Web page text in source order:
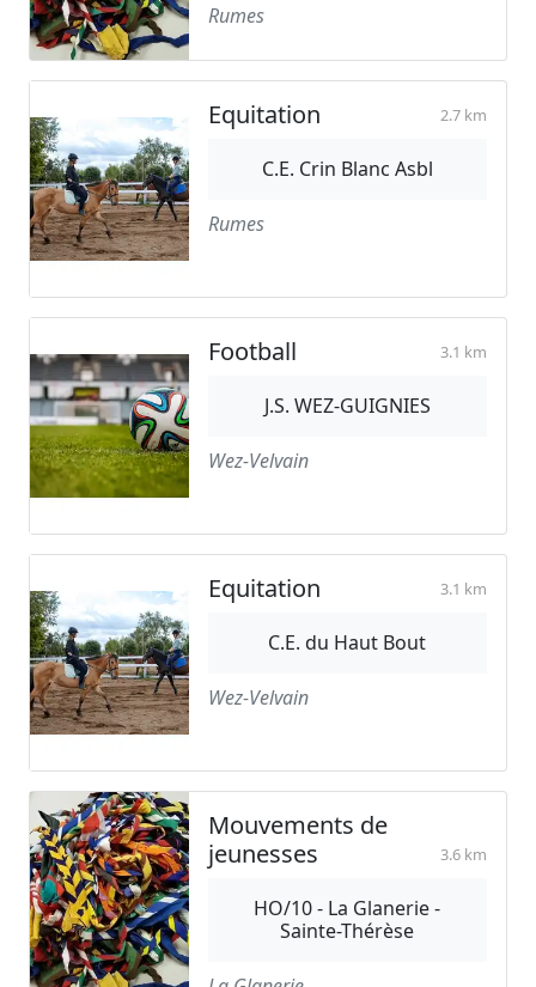
Rumes
Equitation 2.7 km
C.E. Crin Blanc Asbl
Rumes
Football 3.1 km
J.S. WEZ-GUIGNIES
Wez-Velvain
Equitation 3.1 km
C.E. du Haut Bout
Wez-Velvain
Mouvements de
jeunesses
3.6 km
HO/10 - La Glanerie -
Sainte-Thérèse